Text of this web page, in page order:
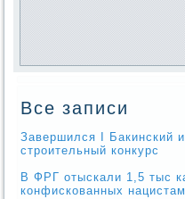
Все записи
Завершился I Бакинский
строительный конкурс
В ФРГ отыскали 1,5 тыс
конфискованных